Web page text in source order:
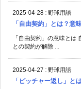
2025-04-28 : 野球用語
「自由契約」とは？意
「自由契約」の意味とは
との契約が解除 ...
2025-04-27 : 野球用語
「ピッチャー返し」と